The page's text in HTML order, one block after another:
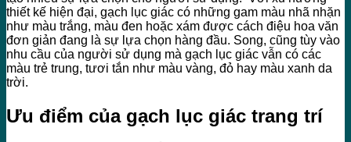
thiết kế hiện đại, gạch lục giác có những gam màu nhã nhặn
như màu trắng, màu đen hoặc xám được cách điệu hoa văn
đơn giản đang là sự lựa chọn hàng đầu. Song, cũng tùy vào
nhu cầu của người sử dụng mà gạch lục giác vẫn có các
màu trẻ trung, tươi tắn như màu vàng, đỏ hay màu xanh da
trời.
Ưu điểm của gạch lục giác trang trí